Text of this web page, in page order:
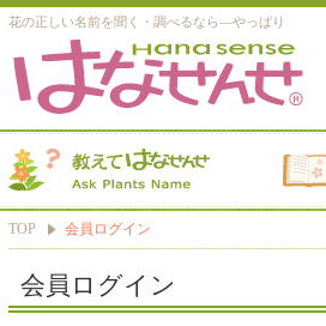
花の正しい名前を聞く・調べるなら―やっぱり
TOP 会員ログイン
会員ログイン